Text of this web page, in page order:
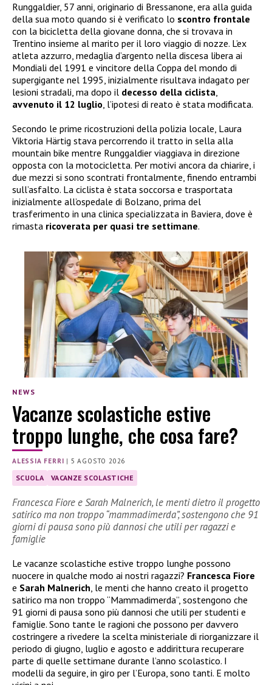
Runggaldier, 57 anni, originario di Bressanone, era alla guida
della sua moto quando si è verificato lo scontro frontale
con la bicicletta della giovane donna, che si trovava in
Trentino insieme al marito per il loro viaggio di nozze. L’ex
atleta azzurro, medaglia d’argento nella discesa libera ai
Mondiali del 1991 e vincitore della Coppa del mondo di
supergigante nel 1995, inizialmente risultava indagato per
lesioni stradali, ma dopo il decesso della ciclista,
avvenuto il 12 luglio, l’ipotesi di reato è stata modificata.
Secondo le prime ricostruzioni della polizia locale, Laura
Viktoria Härtig stava percorrendo il tratto in sella alla
mountain bike mentre Runggaldier viaggiava in direzione
opposta con la motocicletta. Per motivi ancora da chiarire, i
due mezzi si sono scontrati frontalmente, finendo entrambi
sull’asfalto. La ciclista è stata soccorsa e trasportata
inizialmente all’ospedale di Bolzano, prima del
trasferimento in una clinica specializzata in Baviera, dove è
rimasta ricoverata per quasi tre settimane.
NEWS
Vacanze scolastiche estive
troppo lunghe, che cosa fare?
ALESSIA FERRI | 5 AGOSTO 2026
SCUOLA VACANZE SCOLASTICHE
Francesca Fiore e Sarah Malnerich, le menti dietro il progetto
satirico ma non troppo “mammadimerda”, sostengono che 91
giorni di pausa sono più dannosi che utili per ragazzi e
famiglie
Le vacanze scolastiche estive troppo lunghe possono
nuocere in qualche modo ai nostri ragazzi? Francesca Fiore
e Sarah Malnerich , le menti che hanno creato il progetto
satirico ma non troppo “Mammadimerda”, sostengono che
91 giorni di pausa sono più dannosi che utili per studenti e
famiglie. Sono tante le ragioni che possono per davvero
costringere a rivedere la scelta ministeriale di riorganizzare il
periodo di giugno, luglio e agosto e addirittura recuperare
parte di quelle settimane durante l’anno scolastico. I
modelli da seguire, in giro per l’Europa, sono tanti. E molto